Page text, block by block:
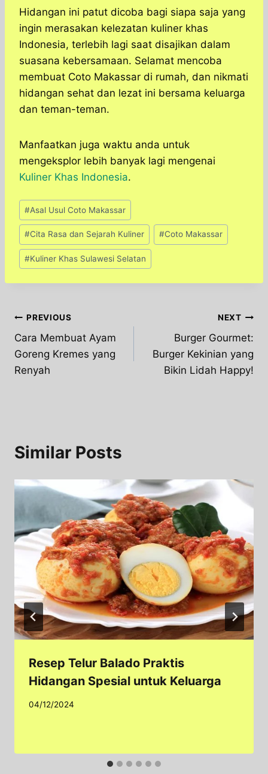
Hidangan ini patut dicoba bagi siapa saja yang
ingin merasakan kelezatan kuliner khas
Indonesia, terlebih lagi saat disajikan dalam
suasana kebersamaan. Selamat mencoba
membuat Coto Makassar di rumah, dan nikmati
hidangan sehat dan lezat ini bersama keluarga
dan teman-teman.
Manfaatkan juga waktu anda untuk
mengeksplor lebih banyak lagi mengenai
Kuliner Khas Indonesia.
Post
Tags:
#Asal Usul Coto Makassar
#Cita Rasa dan Sejarah Kuliner #Coto Makassar
#Kuliner Khas Sulawesi Selatan
Post
navigation
PREVIOUS
Cara Membuat Ayam
Goreng Kremes yang
Renyah
NEXT
Burger Gourmet:
Burger Kekinian yang
Bikin Lidah Happy!
Similar Posts
Resep Telur Balado Praktis
Hidangan Spesial untuk Keluarga
04/12/2024